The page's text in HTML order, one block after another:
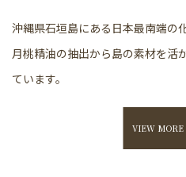
沖縄県石垣島にある日本最南端の
月桃精油の抽出から島の素材を活
ています。
VIEW MORE